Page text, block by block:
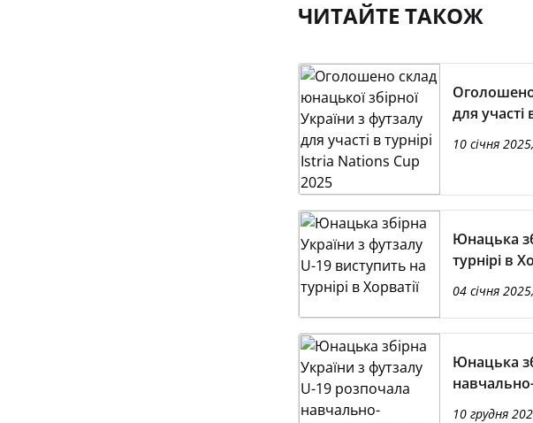
ЧИТАЙТЕ ТАКОЖ
Оголошено
для участі
10 січня
Юнацька
турнірі в
04 січня
Юнацька
10 грудня